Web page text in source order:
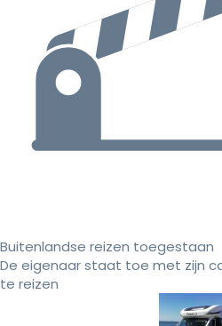
Buitenlandse reizen toegestaan
De eigenaar staat toe met zijn
te reizen